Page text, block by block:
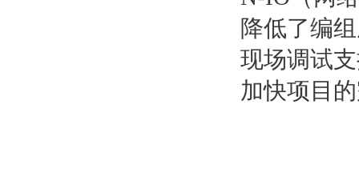
降低了编
现场调试支
加快项目